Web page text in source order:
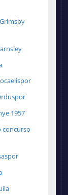
1957
concurso